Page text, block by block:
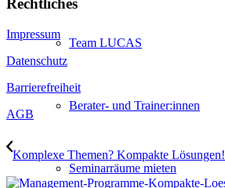
Team LUCAS
Berater- und Trainer:innen
Seminarräume mieten
Rechtliches
Impressum
Datenschutz
Barrierefreiheit
AGB
Komplexe Themen? Kompakte Lösungen!